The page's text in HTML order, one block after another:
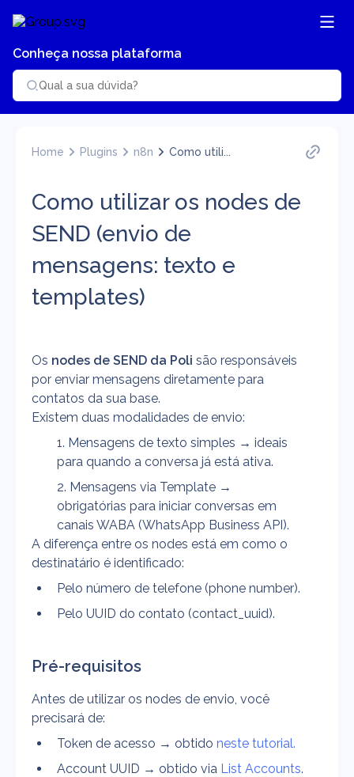
Conheça nossa plataforma
Home Plugins n8n Como utili...
Como utilizar os nodes de
SEND (envio de
mensagens: texto e
templates)
Os nodes de SEND da Poli são responsáveis
por enviar mensagens diretamente para
contatos da sua base.
Existem duas modalidades de envio:
Mensagens de texto simples → ideais
para quando a conversa já está ativa.
Mensagens via Template →
obrigatórias para iniciar conversas em
canais WABA (WhatsApp Business API).
A diferença entre os nodes está em como o
destinatário é identificado:
Pelo número de telefone (phone number).
Pelo UUID do contato (contact_uuid).
Pré-requisitos
Antes de utilizar os nodes de envio, você
precisará de:
Token de acesso → obtido neste tutorial.
Account UUID → obtido via List Accounts.